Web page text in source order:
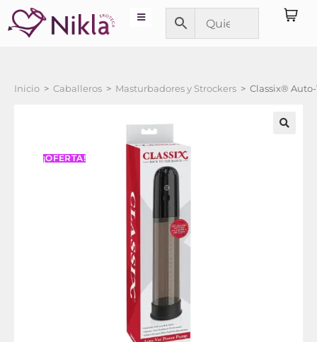
Inicio > Caballeros > Masturbadores y Strockers > Classix®
¡OFERTA!